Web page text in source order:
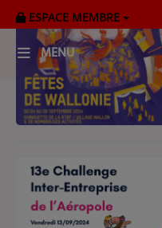
ESPACE MEMBRE
MENU
HOME
CK RADIO Line-up
PODCASTS